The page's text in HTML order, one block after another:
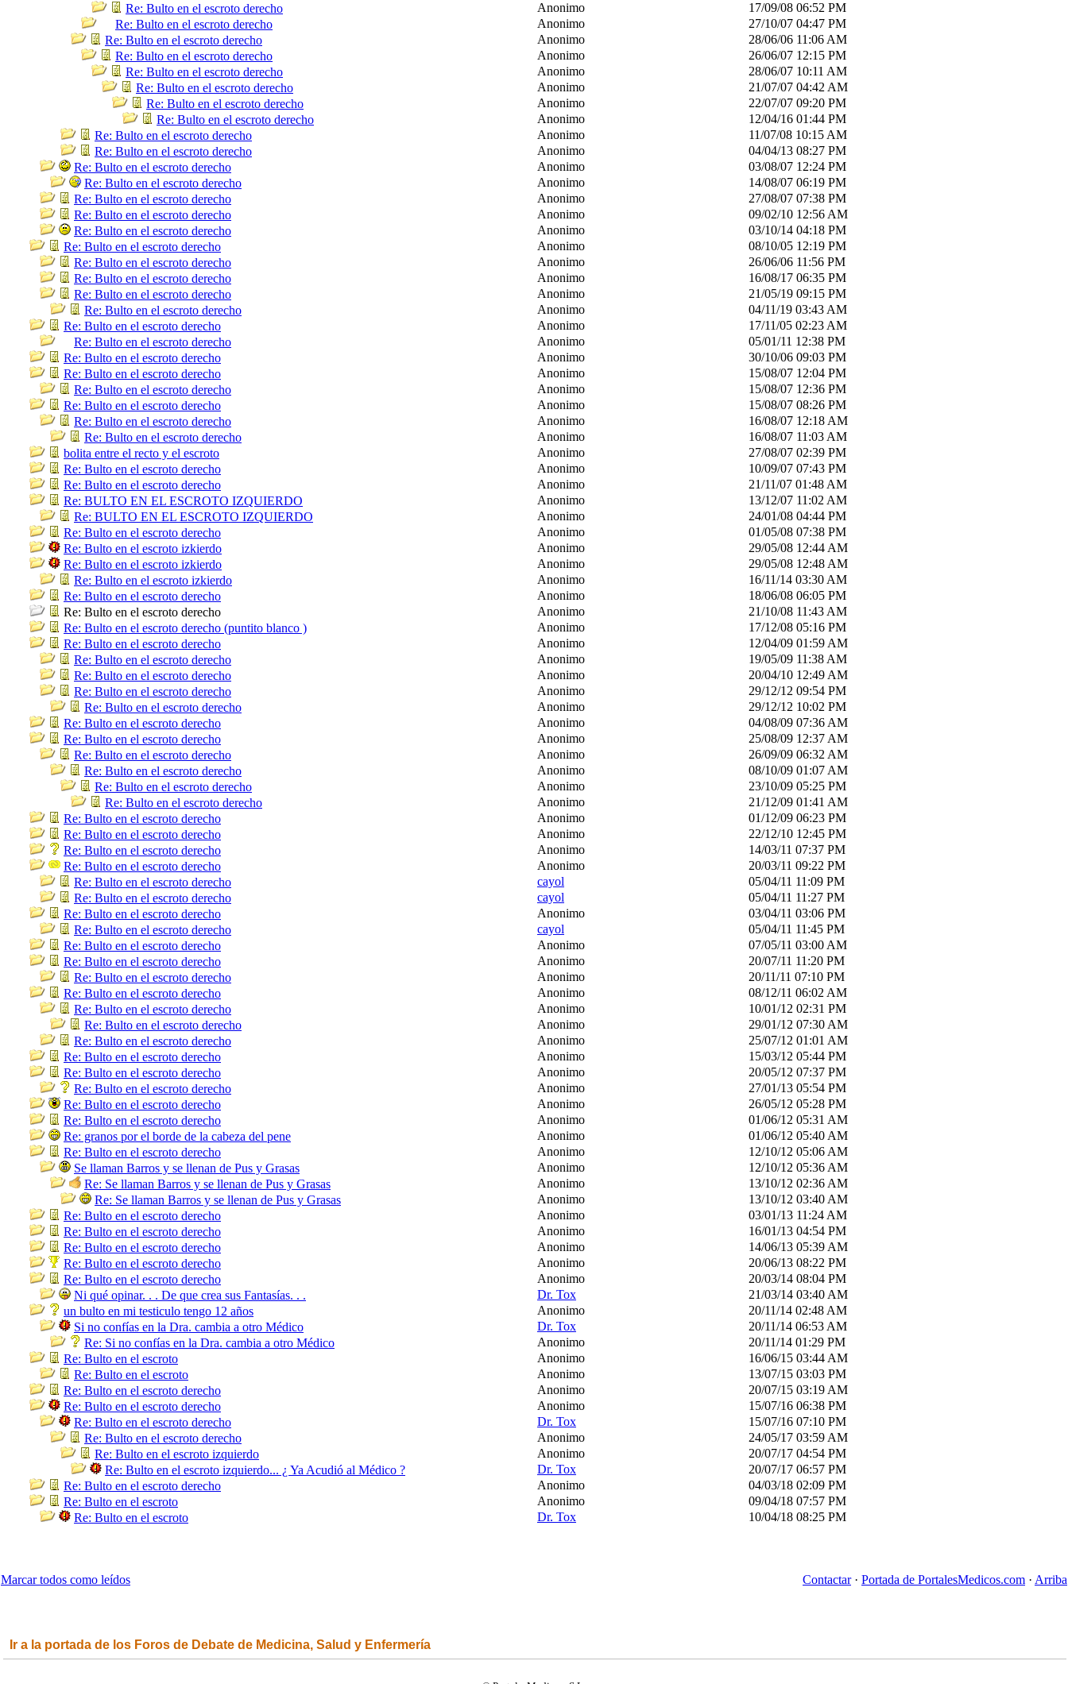
Re: Bulto en el escroto derecho
Anonimo 17/09/08 06:52 PM
Re: Bulto en el escroto derecho
Anonimo 27/10/07 04:47 PM
Re: Bulto en el escroto derecho
Anonimo 28/06/06 11:06 AM
Re: Bulto en el escroto derecho
Anonimo 26/06/07 12:15 PM
Re: Bulto en el escroto derecho
Anonimo 28/06/07 10:11 AM
Re: Bulto en el escroto derecho
Anonimo 21/07/07 04:42 AM
Re: Bulto en el escroto derecho
Anonimo 22/07/07 09:20 PM
Re: Bulto en el escroto derecho
Anonimo 12/04/16 01:44 PM
Re: Bulto en el escroto derecho
Anonimo 11/07/08 10:15 AM
Re: Bulto en el escroto derecho
Anonimo 04/04/13 08:27 PM
Re: Bulto en el escroto derecho
Anonimo 03/08/07 12:24 PM
Re: Bulto en el escroto derecho
Anonimo 14/08/07 06:19 PM
Re: Bulto en el escroto derecho
Anonimo 27/08/07 07:38 PM
Re: Bulto en el escroto derecho
Anonimo 09/02/10 12:56 AM
Re: Bulto en el escroto derecho
Anonimo 03/10/14 04:18 PM
Re: Bulto en el escroto derecho
Anonimo 08/10/05 12:19 PM
Re: Bulto en el escroto derecho
Anonimo 26/06/06 11:56 PM
Re: Bulto en el escroto derecho
Anonimo 16/08/17 06:35 PM
Re: Bulto en el escroto derecho
Anonimo 21/05/19 09:15 PM
Re: Bulto en el escroto derecho
Anonimo 04/11/19 03:43 AM
Re: Bulto en el escroto derecho
Anonimo 17/11/05 02:23 AM
Re: Bulto en el escroto derecho
Anonimo 05/01/11 12:38 PM
Re: Bulto en el escroto derecho
Anonimo 30/10/06 09:03 PM
Re: Bulto en el escroto derecho
Anonimo 15/08/07 12:04 PM
Re: Bulto en el escroto derecho
Anonimo 15/08/07 12:36 PM
Re: Bulto en el escroto derecho
Anonimo 15/08/07 08:26 PM
Re: Bulto en el escroto derecho
Anonimo 16/08/07 12:18 AM
Re: Bulto en el escroto derecho
Anonimo 16/08/07 11:03 AM
bolita entre el recto y el escroto
Anonimo 27/08/07 02:39 PM
Re: Bulto en el escroto derecho
Anonimo 10/09/07 07:43 PM
Re: Bulto en el escroto derecho
Anonimo 21/11/07 01:48 AM
Re: BULTO EN EL ESCROTO IZQUIERDO
Anonimo 13/12/07 11:02 AM
Re: BULTO EN EL ESCROTO IZQUIERDO
Anonimo 24/01/08 04:44 PM
Re: Bulto en el escroto derecho
Anonimo 01/05/08 07:38 PM
Re: Bulto en el escroto izkierdo
Anonimo 29/05/08 12:44 AM
Re: Bulto en el escroto izkierdo
Anonimo 29/05/08 12:48 AM
Re: Bulto en el escroto izkierdo
Anonimo 16/11/14 03:30 AM
Re: Bulto en el escroto derecho
Anonimo 18/06/08 06:05 PM
Re: Bulto en el escroto derecho
Anonimo 21/10/08 11:43 AM
Re: Bulto en el escroto derecho (puntito blanco )
Anonimo 17/12/08 05:16 PM
Re: Bulto en el escroto derecho
Anonimo 12/04/09 01:59 AM
Re: Bulto en el escroto derecho
Anonimo 19/05/09 11:38 AM
Re: Bulto en el escroto derecho
Anonimo 20/04/10 12:49 AM
Re: Bulto en el escroto derecho
Anonimo 29/12/12 09:54 PM
Re: Bulto en el escroto derecho
Anonimo 29/12/12 10:02 PM
Re: Bulto en el escroto derecho
Anonimo 04/08/09 07:36 AM
Re: Bulto en el escroto derecho
Anonimo 25/08/09 12:37 AM
Re: Bulto en el escroto derecho
Anonimo 26/09/09 06:32 AM
Re: Bulto en el escroto derecho
Anonimo 08/10/09 01:07 AM
Re: Bulto en el escroto derecho
Anonimo 23/10/09 05:25 PM
Re: Bulto en el escroto derecho
Anonimo 21/12/09 01:41 AM
Re: Bulto en el escroto derecho
Anonimo 01/12/09 06:23 PM
Re: Bulto en el escroto derecho
Anonimo 22/12/10 12:45 PM
Re: Bulto en el escroto derecho
Anonimo 14/03/11 07:37 PM
Re: Bulto en el escroto derecho
Anonimo 20/03/11 09:22 PM
Re: Bulto en el escroto derecho
cayol 05/04/11 11:09 PM
Re: Bulto en el escroto derecho
cayol 05/04/11 11:27 PM
Re: Bulto en el escroto derecho
Anonimo 03/04/11 03:06 PM
Re: Bulto en el escroto derecho
cayol 05/04/11 11:45 PM
Re: Bulto en el escroto derecho
Anonimo 07/05/11 03:00 AM
Re: Bulto en el escroto derecho
Anonimo 20/07/11 11:20 PM
Re: Bulto en el escroto derecho
Anonimo 20/11/11 07:10 PM
Re: Bulto en el escroto derecho
Anonimo 08/12/11 06:02 AM
Re: Bulto en el escroto derecho
Anonimo 10/01/12 02:31 PM
Re: Bulto en el escroto derecho
Anonimo 29/01/12 07:30 AM
Re: Bulto en el escroto derecho
Anonimo 25/07/12 01:01 AM
Re: Bulto en el escroto derecho
Anonimo 15/03/12 05:44 PM
Re: Bulto en el escroto derecho
Anonimo 20/05/12 07:37 PM
Re: Bulto en el escroto derecho
Anonimo 27/01/13 05:54 PM
Re: Bulto en el escroto derecho
Anonimo 26/05/12 05:28 PM
Re: Bulto en el escroto derecho
Anonimo 01/06/12 05:31 AM
Re: granos por el borde de la cabeza del pene
Anonimo 01/06/12 05:40 AM
Re: Bulto en el escroto derecho
Anonimo 12/10/12 05:06 AM
Se llaman Barros y se llenan de Pus y Grasas
Anonimo 12/10/12 05:36 AM
Re: Se llaman Barros y se llenan de Pus y Grasas
Anonimo 13/10/12 02:36 AM
Re: Se llaman Barros y se llenan de Pus y Grasas
Anonimo 13/10/12 03:40 AM
Re: Bulto en el escroto derecho
Anonimo 03/01/13 11:24 AM
Re: Bulto en el escroto derecho
Anonimo 16/01/13 04:54 PM
Re: Bulto en el escroto derecho
Anonimo 14/06/13 05:39 AM
Re: Bulto en el escroto derecho
Anonimo 20/06/13 08:22 PM
Re: Bulto en el escroto derecho
Anonimo 20/03/14 08:04 PM
Ni qué opinar. . . De que crea sus Fantasías. . .
Dr. Tox 21/03/14 03:40 AM
un bulto en mi testiculo tengo 12 años
Anonimo 20/11/14 02:48 AM
Si no confías en la Dra. cambia a otro Médico
Dr. Tox 20/11/14 06:53 AM
Re: Si no confías en la Dra. cambia a otro Médico
Anonimo 20/11/14 01:29 PM
Re: Bulto en el escroto
Anonimo 16/06/15 03:44 AM
Re: Bulto en el escroto
Anonimo 13/07/15 03:03 PM
Re: Bulto en el escroto derecho
Anonimo 20/07/15 03:19 AM
Re: Bulto en el escroto derecho
Anonimo 15/07/16 06:38 PM
Re: Bulto en el escroto derecho
Dr. Tox 15/07/16 07:10 PM
Re: Bulto en el escroto derecho
Anonimo 24/05/17 03:59 AM
Re: Bulto en el escroto izquierdo
Anonimo 20/07/17 04:54 PM
Re: Bulto en el escroto izquierdo... ¿ Ya Acudió al Médico ?
Dr. Tox 20/07/17 06:57 PM
Re: Bulto en el escroto derecho
Anonimo 04/03/18 02:09 PM
Re: Bulto en el escroto
Anonimo 09/04/18 07:57 PM
Re: Bulto en el escroto
Dr. Tox 10/04/18 08:25 PM
Marcar todos como leídos Contactar· Portada de PortalesMedicos.com · Arriba
Ir a la portada de los Foros de Debate de Medicina, Salud y Enfermería